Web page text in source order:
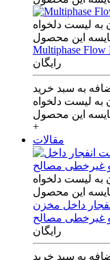
به لیست دلخواه
این محصول
Multiphase Flow
رایگان
به سبد خرید
به لیست دلخواه
این محصول
+
مقالات
به لیست دلخواه
این محصول
داخل مخزن
غیرخطی مصالح
رایگان
به سبد خرید